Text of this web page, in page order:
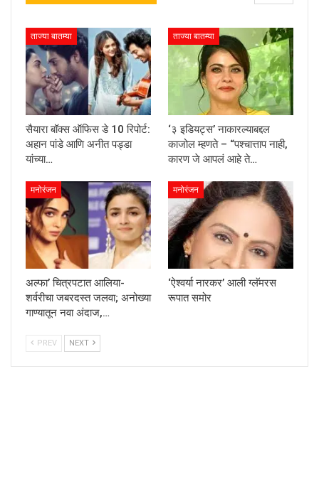
ताज्या बातम्या
सैयारा बॉक्स ऑफिस डे 10 रिपोर्ट:
अहान पांडे आणि अनीत पड्डा
यांच्या…
ताज्या बातम्या
‘३ इडियट्स’ नाकारल्याबद्दल
काजोल म्हणते – “पश्चात्ताप नाही,
कारण जे आपलं आहे ते…
मनोरंजन
अल्फा’ चित्रपटात आलिया-
शर्वरीचा जबरदस्त जलवा; अनोख्या
गाण्यातून नवा अंदाज,…
मनोरंजन
‘ऐश्वर्या नारकर’ आली ग्लॅमरस
रूपात समोर
PREV NEXT